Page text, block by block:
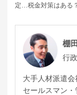
定…税金対策はある
棚
行
大手人材派遣
セールスマン